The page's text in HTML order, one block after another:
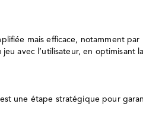
mais efficace, notamment par
avec l’utilisateur, en optimisant
une étape stratégique pour